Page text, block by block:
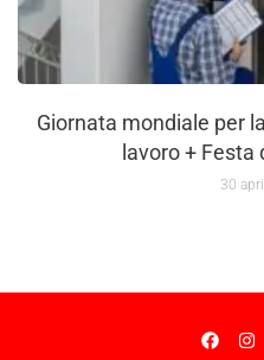
Giornata mondiale per
lavoro +
30